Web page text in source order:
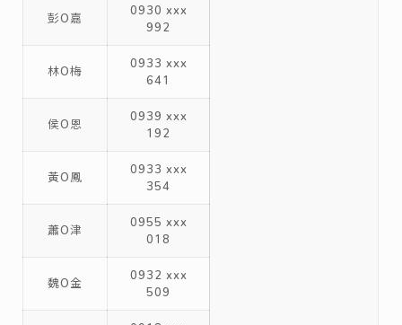
彭O嘉
0930 xxx
992
林O梅
0933 xxx
641
侯O恩
0939 xxx
192
黃O鳳
0933 xxx
354
蕭O津
0955 xxx
018
魏O金
0932 xxx
509